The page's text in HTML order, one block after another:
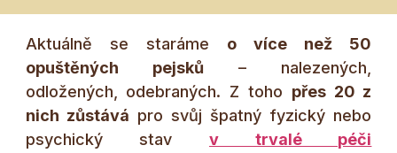
Aktuálně se staráme o více než 50
opuštěných pejsků – nalezených,
odložených, odebraných. Z toho přes 20 z
nich zůstává pro svůj špatný fyzický nebo
psychický stav v trvalé péči